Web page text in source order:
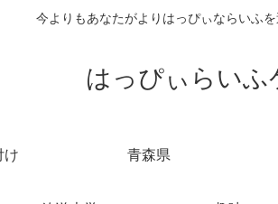
今よりもあなたがよりはっぴぃならいふ
はっぴぃらい
け 青森県